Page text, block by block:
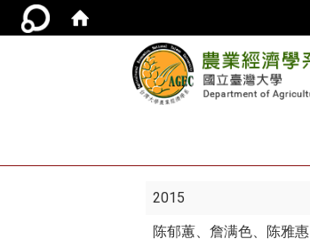
2015
陈郁蕙、詹满色、陈雅惠